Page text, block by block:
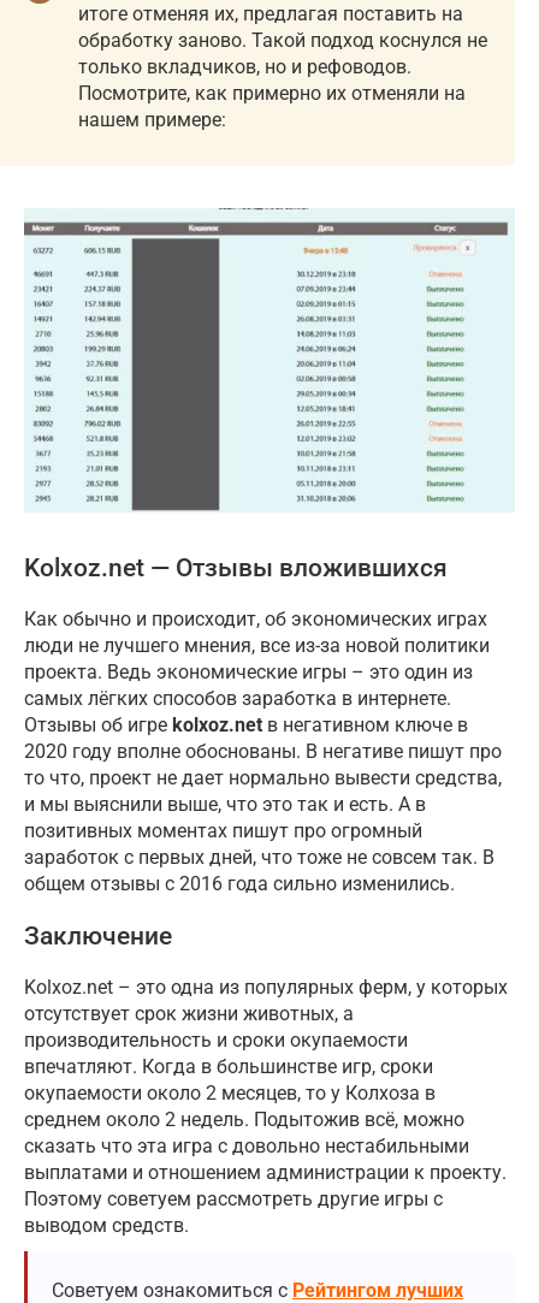
итоге отменяя их, предлагая поставить на
обработку заново. Такой подход коснулся не
только вкладчиков, но и рефоводов.
Посмотрите, как примерно их отменяли на
нашем примере:
Kolxoz.net — Отзывы вложившихся
Как обычно и происходит, об экономических играх
люди не лучшего мнения, все из-за новой политики
проекта. Ведь экономические игры – это один из
самых лёгких способов заработка в интернете.
Отзывы об игре kolxoz.net в негативном ключе в
2020 году вполне обоснованы. В негативе пишут про
то что, проект не дает нормально вывести средства,
и мы выяснили выше, что это так и есть. А в
позитивных моментах пишут про огромный
заработок с первых дней, что тоже не совсем так. В
общем отзывы с 2016 года сильно изменились.
Заключение
Kolxoz.net – это одна из популярных ферм, у которых
отсутствует срок жизни животных, а
производительность и сроки окупаемости
впечатляют. Когда в большинстве игр, сроки
окупаемости около 2 месяцев, то у Колхоза в
среднем около 2 недель. Подытожив всё, можно
сказать что эта игра с довольно нестабильными
выплатами и отношением администрации к проекту.
Поэтому советуем рассмотреть другие игры с
выводом средств.
Советуем ознакомиться с Рейтингом лучших